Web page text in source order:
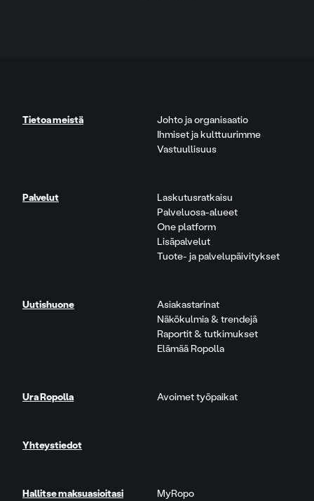
Tietoa meistä
Johto ja organisaatio
Ihmiset ja kulttuurimme
Vastuullisuus
Palvelut
Laskutusratkaisu
Palveluosa-alueet
One platform
Lisäpalvelut
Tuote- ja palvelupäivitykset
Uutishuone
Asiakastarinat
Näkökulmia & trendejä
Raportit & tutkimukset
Elämää Ropolla
Ura Ropolla Avoimet työpaikat
Yhteystiedot
Hallitse maksuasioitasi
MyRopo